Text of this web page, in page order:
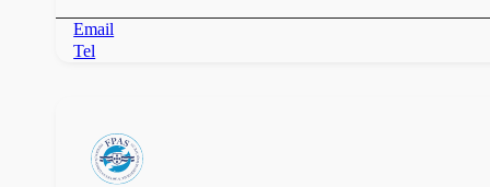
Email
Tel